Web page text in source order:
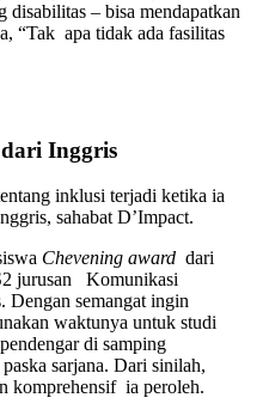
disabilitas – bisa mendapatkan
“Tak apa tidak ada fasilitas
Inggris
inklusi terjadi ketika ia
sahabat D’Impact.
Chevening award dari
jurusan Komunikasi
Dengan semangat ingin
waktunya untuk studi
di samping
sarjana. Dari sinilah,
komprehensif ia peroleh.